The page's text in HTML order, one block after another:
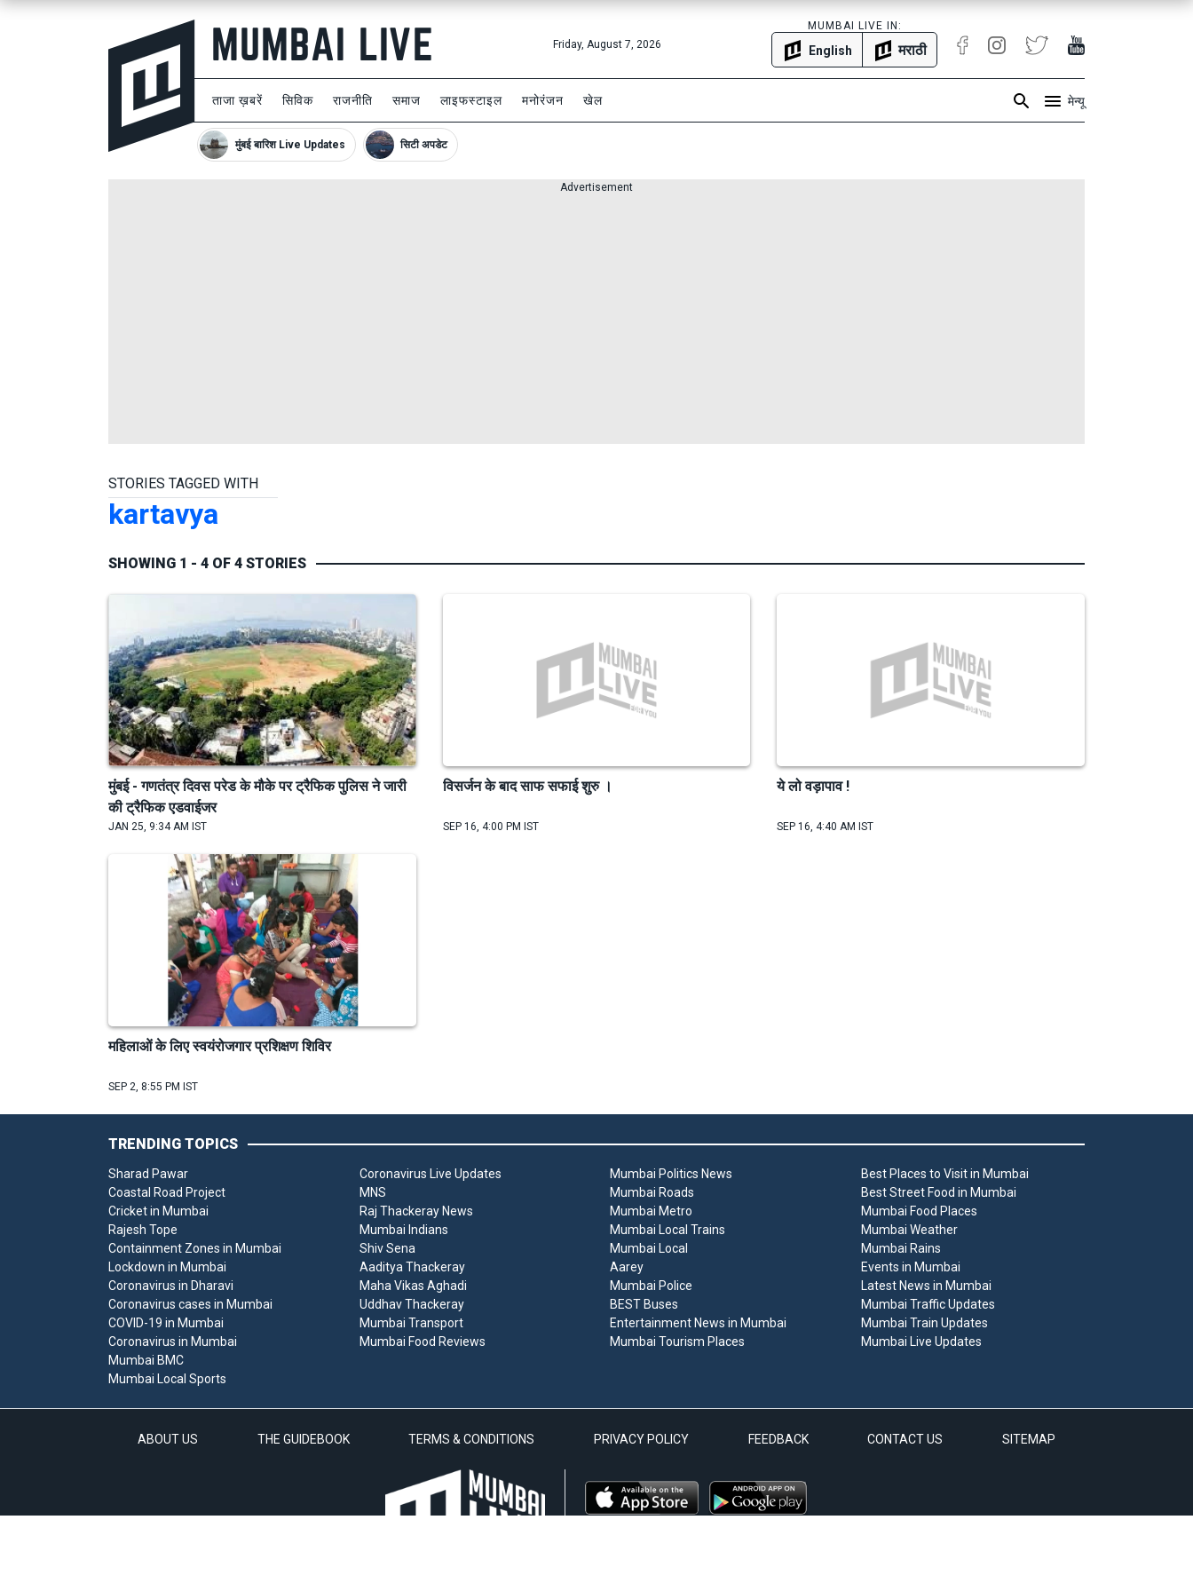
Friday, August 7, 2026
MUMBAI LIVE IN:
English मराठी
ताजा ख़बरें सिविक राजनीति समाज लाइफस्टाइल मनोरंजन खेल मेन्यू
मुंबई बारिश Live Updates सिटी अपडेट
Advertisement
STORIES TAGGED WITH
kartavya
SHOWING 1 - 4 OF 4 STORIES
मुंबई - गणतंत्र दिवस परेड के मौके पर ट्रैफिक पुलिस ने जारी
की ट्रैफिक एडवाईजर
JAN 25, 9:34 AM IST
विसर्जन के बाद साफ सफाई शुरु ।
SEP 16, 4:00 PM IST
ये लो वड़ापाव !
SEP 16, 4:40 AM IST
महिलाओं के लिए स्वयंरोजगार प्रशिक्षण शिविर
SEP 2, 8:55 PM IST
TRENDING TOPICS
Sharad Pawar
Coastal Road Project
Cricket in Mumbai
Rajesh Tope
Containment Zones in Mumbai
Lockdown in Mumbai
Coronavirus in Dharavi
Coronavirus cases in Mumbai
COVID-19 in Mumbai
Coronavirus in Mumbai
Coronavirus Live Updates
MNS
Raj Thackeray News
Mumbai Indians
Shiv Sena
Aaditya Thackeray
Maha Vikas Aghadi
Uddhav Thackeray
Mumbai Transport
Mumbai Food Reviews
Mumbai Politics News
Mumbai Roads
Mumbai Metro
Mumbai Local Trains
Mumbai Local
Aarey
Mumbai Police
BEST Buses
Entertainment News in Mumbai
Mumbai Tourism Places
Best Places to Visit in Mumbai
Best Street Food in Mumbai
Mumbai Food Places
Mumbai Weather
Mumbai Rains
Events in Mumbai
Latest News in Mumbai
Mumbai Traffic Updates
Mumbai Train Updates
Mumbai Live Updates
Mumbai BMC
Mumbai Local Sports
ABOUT US THE GUIDEBOOK TERMS & CONDITIONS PRIVACY POLICY FEEDBACK CONTACT US SITEMAP